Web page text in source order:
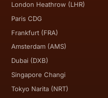
London Heathrow (LHR)
Paris CDG
Frankfurt (FRA)
Amsterdam (AMS)
Dubai (DXB)
Singapore Changi
Tokyo Narita (NRT)